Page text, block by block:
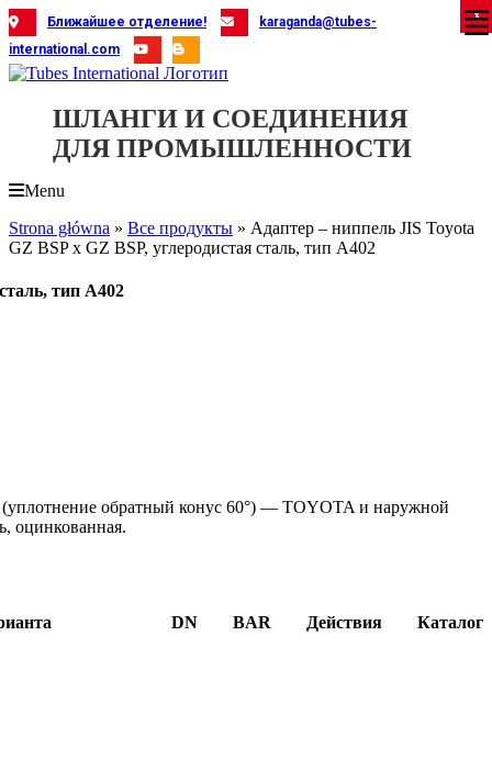
Skip
to
content
Ближайшее отделение!
karaganda@tubes-
international.com
ШЛАНГИ И СОЕДИНЕНИЯ
ДЛЯ ПРОМЫШЛЕННОСТИ
Menu
Strona główna » Все продукты » Адаптер – ниппель JIS Toyota
GZ BSP x GZ BSP, углеродистая сталь, тип A402
тип A402
обратный конус 60°) — TOYOTA и наружной
оцинкованная.
DN BAR Действия Каталог
X
X
X
X
X
X
X
X
X
X
X
X
X
X
X
X
X
X
X